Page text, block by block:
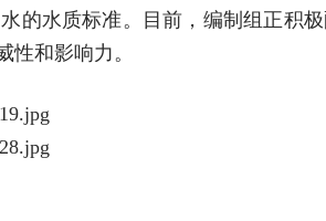
的水质标准。目前，编制组正积
和影响力。